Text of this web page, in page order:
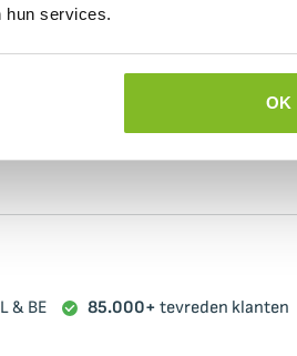
hun services.
OK
contact op met onze
& BE 85.000+ tevreden klanten